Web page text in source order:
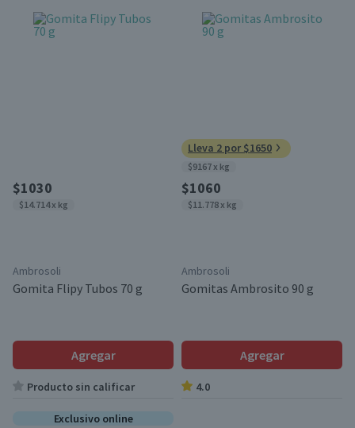
$1030
$14.714 x kg
Ambrosoli
Gomita Flipy Tubos 70 g
Agregar
Producto sin calificar
Lleva 2 por $1650
$9167 x kg
$1060
$11.778 x kg
Ambrosoli
Gomitas Ambrosito 90 g
Agregar
4.0
Exclusivo online